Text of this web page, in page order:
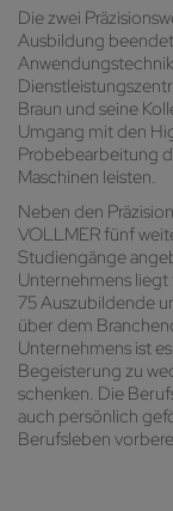
Die zwei
Ausbildung
Braun und seine
Umgang mit den
Probebearbeitung
Maschinen leisten.
Neben den
VOLLMER fünf
Studiengänge
Unternehmens liegt
75 Auszubildende
über dem
Unternehmens ist
Begeisterung zu
schenken. Die
auch persönlich
Berufsleben